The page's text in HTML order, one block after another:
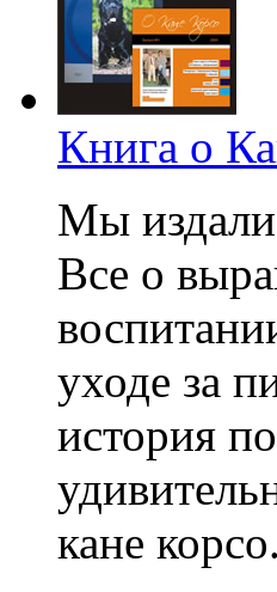
Книга о
Мы издали
Все о
уходе за
история
кане корсо.